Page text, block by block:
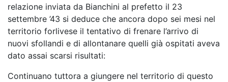
relazione inviata da Bianchini al prefetto il 23
settembre ’43 si deduce che ancora dopo sei mesi nel
territorio forlivese il tentativo di frenare l’arrivo di
nuovi sfollandi e di allontanare quelli già ospitati aveva
dato assai scarsi risultati:
Continuano tuttora a giungere nel territorio di questo